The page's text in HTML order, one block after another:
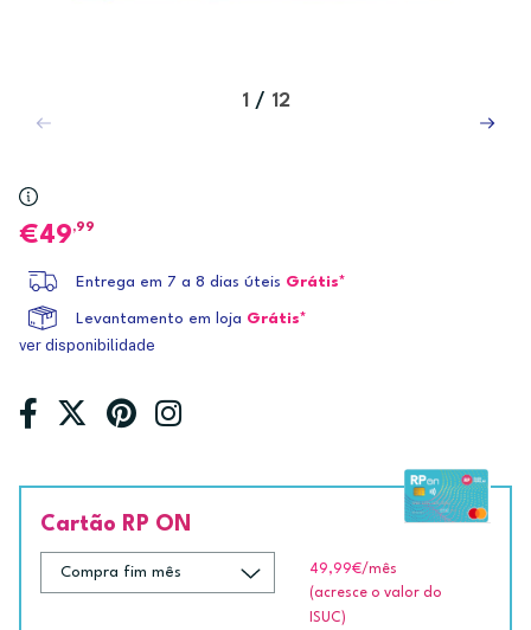
1 / 12
49,99
Entrega em 7 a 8 dias úteis Grátis*
Levantamento em loja Grátis*
ver disponibilidade
Cartão RP ON
49,99€/mês
(acresce o valor do
ISUC)